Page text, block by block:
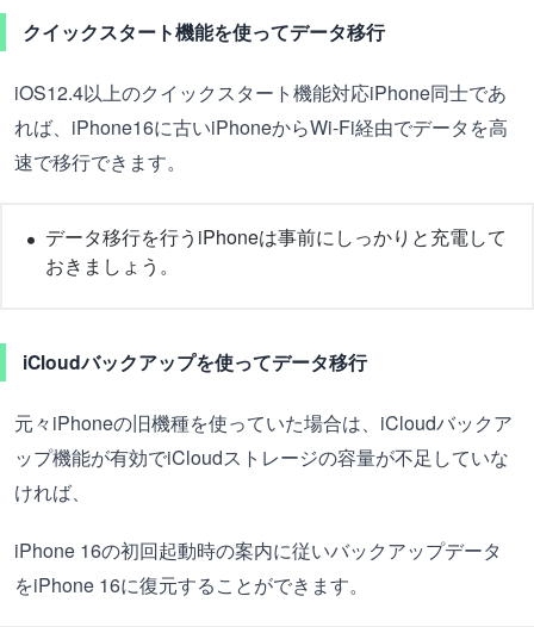
クイックスタート機能を使ってデータ移行
iOS12.4以上のクイックスタート機能対応iPhone同士であ
れば、iPhone16に古いiPhoneからWi-Fi経由でデータを高
速で移行できます。
データ移行を行うiPhoneは事前にしっかりと充電して
おきましょう。
iCloudバックアップを使ってデータ移行
元々iPhoneの旧機種を使っていた場合は、iCloudバックア
ップ機能が有効でiCloudストレージの容量が不足していな
ければ、
iPhone 16の初回起動時の案内に従いバックアップデータ
をiPhone 16に復元することができます。